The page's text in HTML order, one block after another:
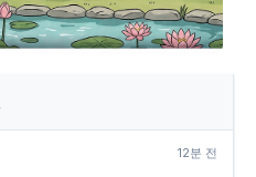
41분 전
12분 전